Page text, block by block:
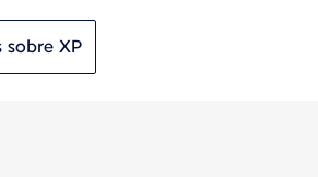
sobre XP